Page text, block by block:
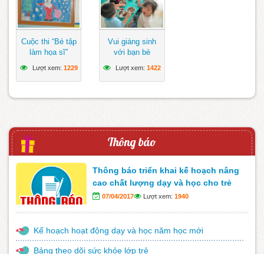
Cuộc thi “Bé tập
làm họa sĩ”
Lượt xem: 1229
Vui giáng sinh
với bạn bè
Lượt xem: 1422
Thông báo
Thông báo triển khai kế hoạch nâng
cao chất lượng dạy và học cho trẻ
07/04/2017 Lượt xem: 1940
Kế hoạch hoạt động dạy và học năm học mới
Bảng theo dõi sức khỏe lớp trẻ